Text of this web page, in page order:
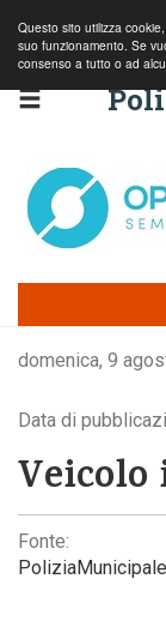
Questo sito utilizza
suo funzionamento. Se
consenso a tutto o ad
domenica, 9
Data di
Fonte: